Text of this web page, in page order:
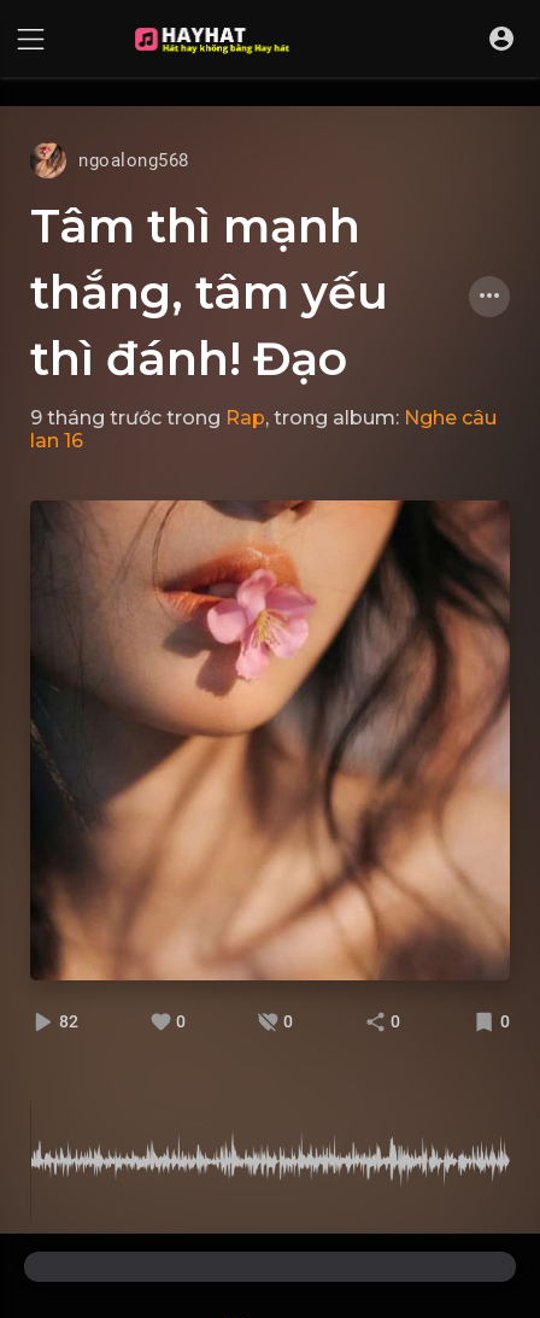
ngoalong568
Tâm thì mạnh
thắng, tâm yếu
thì đánh! Đạo
9 tháng trước trong Rap, trong album: Nghe câu
lan 16
82 0 0 0 0